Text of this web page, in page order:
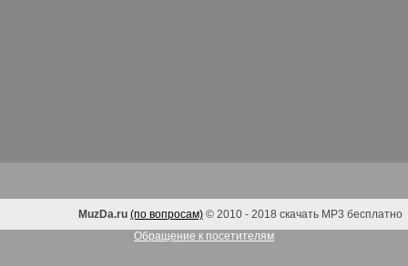
MuzDa.ru (по вопросам) © 2010 - 2018 скачать MP3 бесплатно
Обращение к посетителям